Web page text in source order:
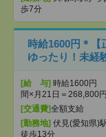
歩7分
時給1600円＊【
ゆったり！未経
[給 与] 時給1600円
間×月21日＝268,800円
[交通費]全額支給
[勤務地] 伏見(愛知県)
徒歩13分